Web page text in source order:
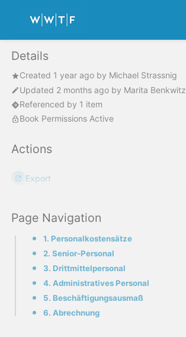
Details
Created 1 year ago by Michael Strassnig
Updated 2 months ago by Marita Benkwitz
Referenced by 1 item
Book Permissions Active
Actions
Export
Page Navigation
1. Personalkostensätze
2. Senior-Personal
3. Drittmittelpersonal
4. Administratives Personal
5. Beschäftigungsausmaß
6. Abrechnung